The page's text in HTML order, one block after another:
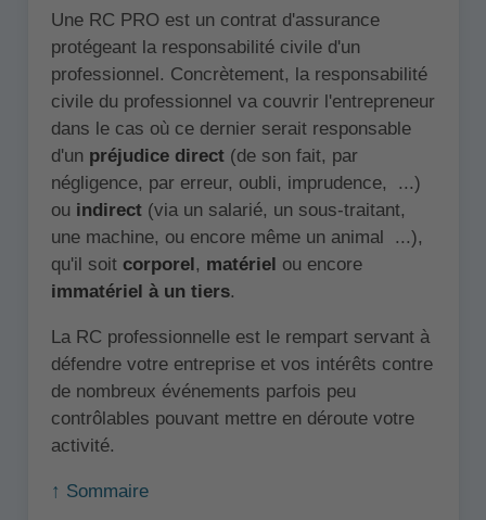
Une RC PRO est un contrat d'assurance
protégeant la responsabilité civile d'un
professionnel. Concrètement, la responsabilité
civile du professionnel va couvrir l'entrepreneur
dans le cas où ce dernier serait responsable
d'un préjudice direct(de son fait, par
négligence, par erreur, oubli, imprudence, ...)
ou indirect(via un salarié, un sous-traitant,
une machine, ou encore même un animal ...),
qu'il soit corporel, matériel ou encore
immatériel à un tiers.
La RC professionnelle est le rempart servant à
défendre votre entreprise et vos intérêts contre
de nombreux événements parfois peu
contrôlables pouvant mettre en déroute votre
activité.
↑ Sommaire